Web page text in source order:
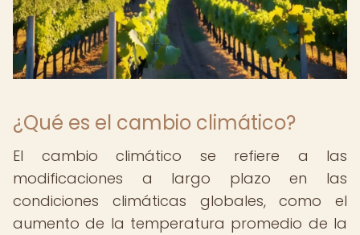
¿Qué es el cambio climático?
El cambio climático se refiere a las
modificaciones a largo plazo en las
condiciones climáticas globales, como el
aumento de la temperatura promedio de la